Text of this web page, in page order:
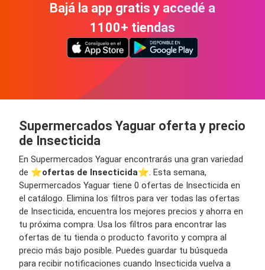
Bajá la app gratis y accedé a
1100+ tiendas
Supermercados Yaguar oferta y precio
de Insecticida
En Supermercados Yaguar encontrarás una gran variedad
de ⭐️ofertas de Insecticida⭐️. Esta semana,
Supermercados Yaguar tiene 0 ofertas de Insecticida en
el catálogo. Elimina los filtros para ver todas las ofertas
de Insecticida, encuentra los mejores precios y ahorra en
tu próxima compra. Usa los filtros para encontrar las
ofertas de tu tienda o producto favorito y compra al
precio más bajo posible. Puedes guardar tu búsqueda
para recibir notificaciones cuando Insecticida vuelva a